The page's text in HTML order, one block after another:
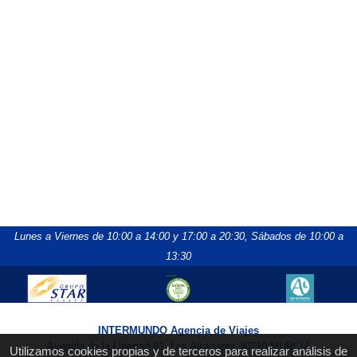
Utilizamos cookies propias y de terceros para realizar análisis de
Lunes a Viernes de 10:00 a 14:00 y 17:00 a 20:30, Sábados de 10:00 a
13:30
INTERMUNDO Agencia de Viajes
Avenida de la Libertad 81, Los Alcázares 30710 MURCIA